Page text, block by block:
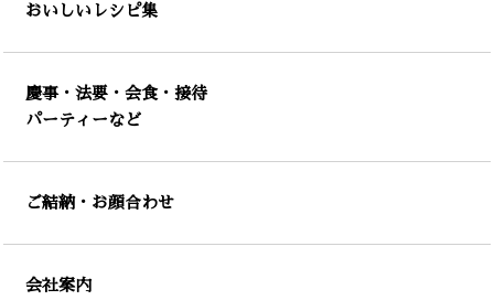
おいしいレシピ集
慶事・法要・会食・接待
パーティーなど
ご結納・お顔合わせ
会社案内